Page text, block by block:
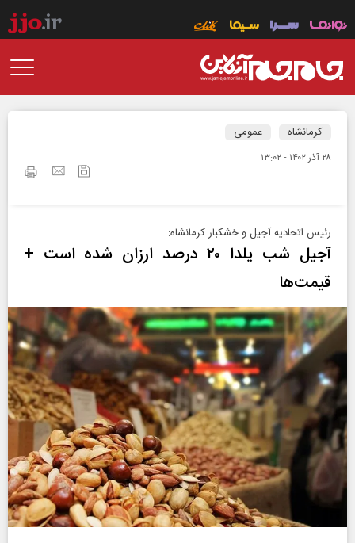
کرمانشاه عمومی
۲۸ آذر ۱۴۰۲ - ۱۳:۰۲
رئیس اتحادیه آجیل و خشکبار کرمانشاه:
آجیل شب یلدا ۲۰ درصد ارزان شده است +
قیمت‌ها